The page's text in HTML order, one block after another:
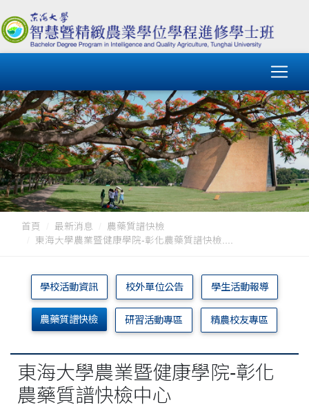
首頁 最新消息
農藥質譜快檢
東海大學農業暨健康學院-彰化農藥質譜快檢....
學校活動資訊 校外單位公告 學生活動報導
農藥質譜快檢 研習活動專區 精農校友專區
東海大學農業暨健康學院-彰化
農藥質譜快檢中心